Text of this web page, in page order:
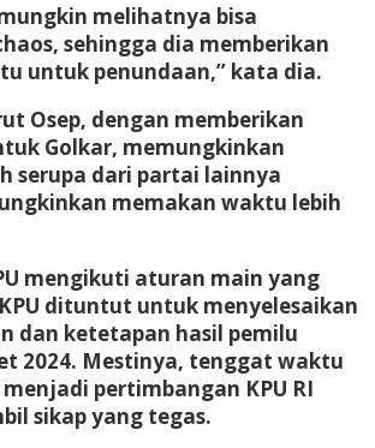
melihatnya bisa
sehingga dia memberikan
untuk penundaan,” kata dia.
Osep, dengan memberikan
Golkar, memungkinkan
serupa dari partai lainnya
memakan waktu lebih
mengikuti aturan main yang
dituntut untuk menyelesaikan
dan ketetapan hasil pemilu
2024. Mestinya, tenggat waktu
pertimbangan KPU RI
sikap yang tegas.